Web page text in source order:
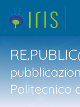
Politecnico